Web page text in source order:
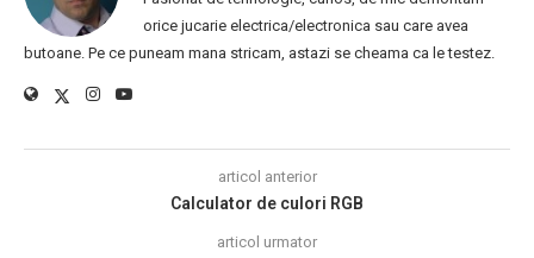
orice jucarie electrica/electronica sau care avea
butoane. Pe ce puneam mana stricam, astazi se cheama ca le testez.
articol anterior
Calculator de culori RGB
articol urmator